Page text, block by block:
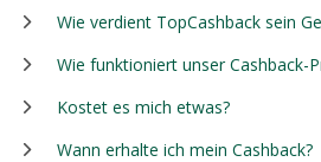
Wie verdient TopCashback sein
Wie funktioniert unser Cashback-
Kostet es mich etwas?
Wann erhalte ich mein Cashback?